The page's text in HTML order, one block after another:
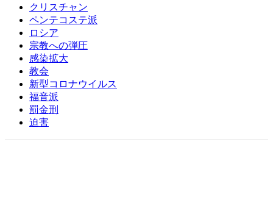
クリスチャン
ペンテコステ派
ロシア
宗教への弾圧
感染拡大
教会
新型コロナウイルス
福音派
罰金刑
迫害